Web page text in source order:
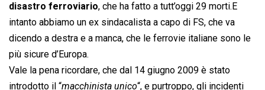
disastro ferroviario, che ha fatto a tutt’oggi 29 morti.E
intanto abbiamo un ex sindacalista a capo di FS, che va
dicendo a destra e a manca, che le ferrovie italiane sono le
più sicure d’Europa.
Vale la pena ricordare, che dal 14 giugno 2009 è stato
introdotto il “macchinista unico“, e purtroppo, gli incidenti